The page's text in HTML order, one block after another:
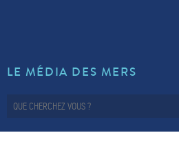
LE MÉDIA DES MERS